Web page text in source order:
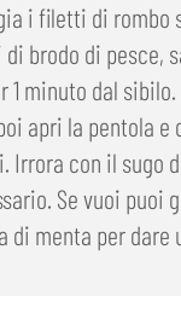
i filetti di rombo
brodo di pesce,
1 minuto dal
apri la pentola
Irrora con il sugo
Se vuoi puoi
di menta per dare